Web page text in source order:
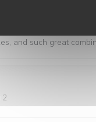
and such great
2